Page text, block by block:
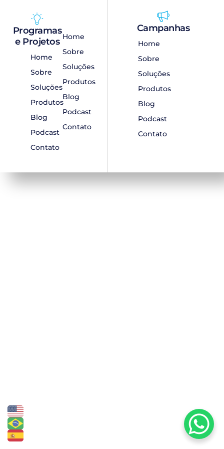
Programas
e Projetos
Home
Sobre
Soluções
Produtos
Blog
Podcast
Contato
Home
Sobre
Soluções
Produtos
Blog
Podcast
Contato
Campanhas
Home
Sobre
Soluções
Produtos
Blog
Podcast
Contato